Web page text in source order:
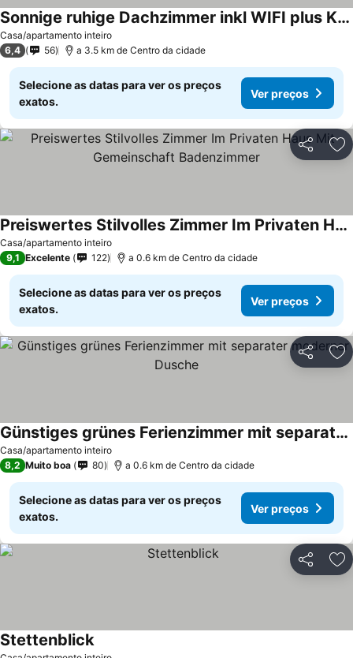
Casa/apartamento inteiro
Sonnige ruhige Dachzimmer inkl WIFI plus Kaffee mit WG Dusche und neuer Küche
6,4 56 a 3.5 km de Centro da cidade
Selecione as datas para ver os preços
exatos.
Ver preços
Partilhar
Casa/apartamento inteiro
Preiswertes Stilvolles Zimmer Im Privaten Haus Mit Gemeinschaft Badenzimmer
9,1 Excelente 122 a 0.6 km de Centro da cidade
Selecione as datas para ver os preços
exatos.
Ver preços
Partilhar
Casa/apartamento inteiro
Günstiges grünes Ferienzimmer mit separater moderner Dusche
8,2 Muito boa 80 a 0.6 km de Centro da cidade
Selecione as datas para ver os preços
exatos.
Ver preços
Partilhar
Stettenblick